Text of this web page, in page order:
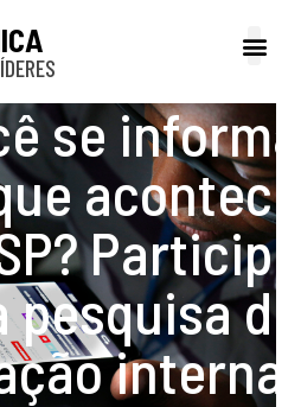
se informa
acontece
Participe
pesquisa de
interna!